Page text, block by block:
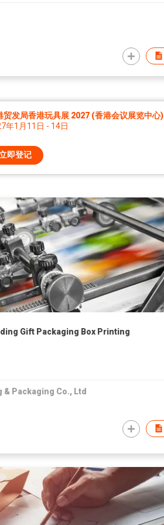
贸发局香港玩具展 2027 (香港会议展览中心)
年1月11日 - 14日
即登记
Gift Packaging Box Printing
Packaging Co., Ltd